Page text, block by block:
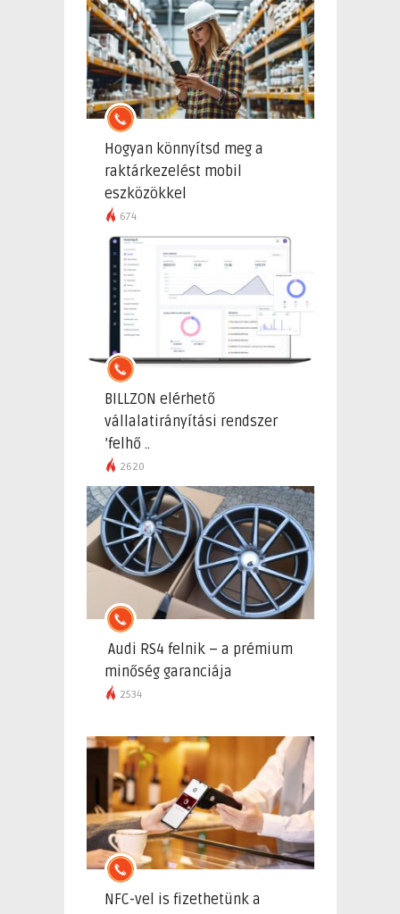
Hogyan könnyítsd meg a
raktárkezelést mobil
eszközökkel
674
BILLZON elérhető
vállalatirányítási rendszer
’felhő ..
2620
Audi RS4 felnik – a prémium
minőség garanciája
2534
NFC-vel is fizethetünk a